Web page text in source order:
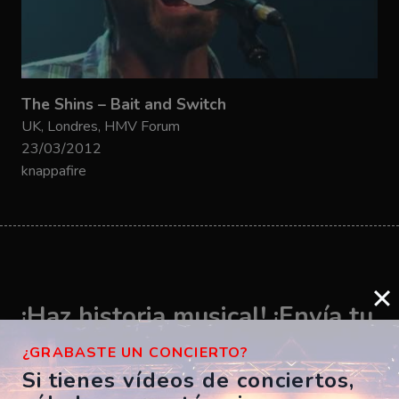
The Shins – Bait and Switch
UK, Londres, HMV Forum
23/03/2012
knappafire
¡Haz historia musical! ¡Envía tu
vídeo ahora!
¿GRABASTE UN CONCIERTO?
Si tienes vídeos de conciertos,